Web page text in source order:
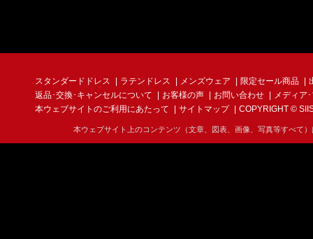
スタンダードドレス ラテンドレス メンズウェア 限定セール商品
返品･交換･キャンセルについて
お客様の声 お問い合わせ
メディア
本ウェブサイトのご利用にあたって
サイトマップ COPYRIGHT ©
本ウェブサイト上のコンテンツ（文章、図表、画像、写真等すべて